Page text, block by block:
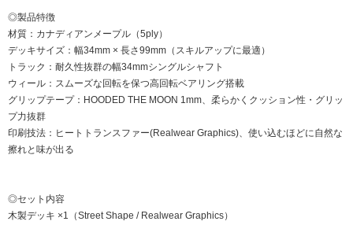
◎製品特徴
材質：カナディアンメープル（5ply）
デッキサイズ：幅34mm × 長さ99mm（スキルアップに最適）
トラック：耐久性抜群の幅34mmシングルシャフト
ウィール：スムーズな回転を保つ高回転ベアリング搭載
グリップテープ：HOODED THE MOON 1mm、柔らかくクッション性・グリッ
プ力抜群
印刷技法：ヒートトランスファー(Realwear Graphics)、使い込むほどに自然な
擦れと味が出る
◎セット内容
木製デッキ ×1（Street Shape / Realwear Graphics）